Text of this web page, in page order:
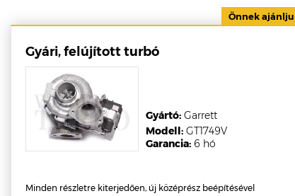
Gyári, felújított turbó
Garancia: 6 hó
Modell: GT1749V
Gyártó: Garrett
Minden részletre kiterjedően, új középrész beépítésével